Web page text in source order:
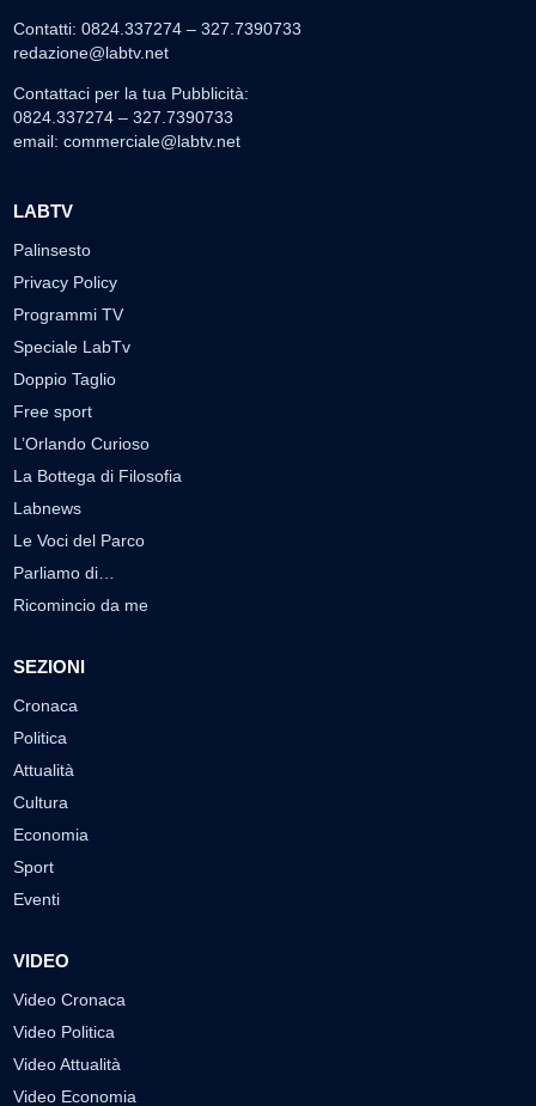
Contatti: 0824.337274 – 327.7390733
redazione@labtv.net
Contattaci per la tua Pubblicità:
0824.337274 – 327.7390733
email: commerciale@labtv.net
LABTV
Palinsesto
Privacy Policy
Programmi TV
Speciale LabTv
Doppio Taglio
Free sport
L’Orlando Curioso
La Bottega di Filosofia
Labnews
Le Voci del Parco
Parliamo di…
Ricomincio da me
SEZIONI
Cronaca
Politica
Attualità
Cultura
Economia
Sport
Eventi
VIDEO
Video Cronaca
Video Politica
Video Attualità
Video Economia